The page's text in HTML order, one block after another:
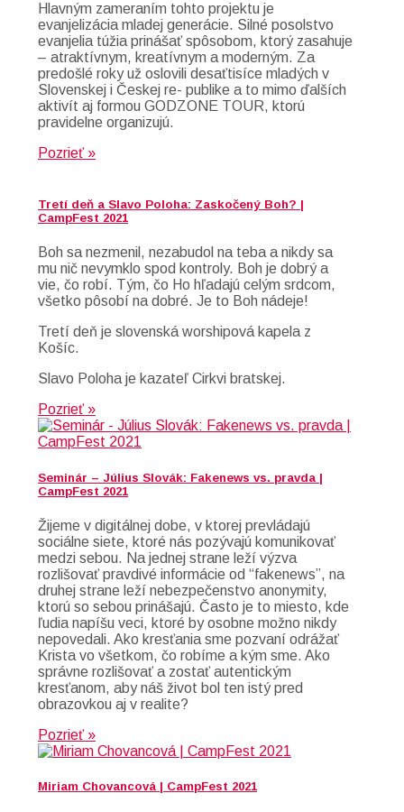
Hlavným zameraním tohto projektu je
evanjelizácia mladej generácie. Silné posolstvo
evanjelia túžia prinášať spôsobom, ktorý zasahuje
– atraktívnym, kreatívnym a moderným. Za
predošlé roky už oslovili desaťtisíce mladých v
Slovenskej i Českej re- publike a to mimo ďalších
aktivít aj formou GODZONE TOUR, ktorú
pravidelne organizujú.
Pozrieť »
Tretí deň a Slavo Poloha: Zaskočený Boh? |
CampFest 2021
Boh sa nezmenil, nezabudol na teba a nikdy sa
mu nič nevymklo spod kontroly. Boh je dobrý a
vie, čo robí. Tým, čo Ho hľadajú celým srdcom,
všetko pôsobí na dobré. Je to Boh nádeje!
Tretí deň je slovenská worshipová kapela z
Košíc.
Slavo Poloha je kazateľ Cirkvi bratskej.
Pozrieť »
Seminár – Július Slovák: Fakenews vs. pravda |
CampFest 2021
Žijeme v digitálnej dobe, v ktorej prevládajú
sociálne siete, ktoré nás pozývajú komunikovať
medzi sebou. Na jednej strane leží výzva
rozlišovať pravdivé informácie od “fakenews”, na
druhej strane leží nebezpečenstvo anonymity,
ktorú so sebou prinášajú. Často je to miesto, kde
ľudia napíšu veci, ktoré by osobne možno nikdy
nepovedali. Ako kresťania sme pozvaní odrážať
Krista vo všetkom, čo robíme a kým sme. Ako
správne rozlišovať a zostať autentickým
kresťanom, aby náš život bol ten istý pred
obrazovkou aj v realite?
Pozrieť »
Miriam Chovancová | CampFest 2021